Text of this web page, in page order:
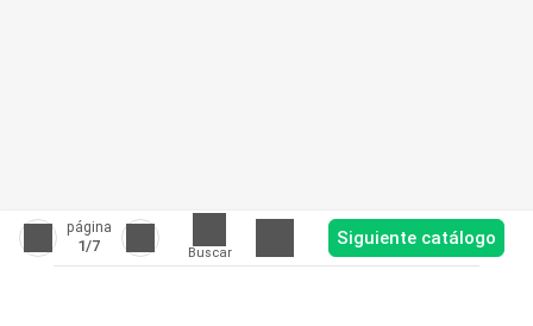
página
1/7 Buscar
Siguiente catálogo